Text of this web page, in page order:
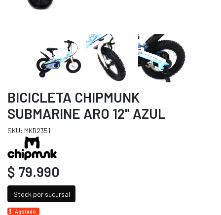
BICICLETA CHIPMUNK
SUBMARINE ARO 12" AZUL
SKU: MKB2351
$ 79.990
Stock por sucursal
Agotado.